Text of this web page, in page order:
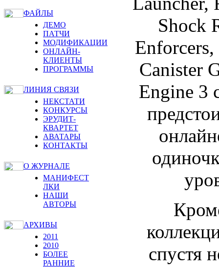
ФАЙЛЫ
ДЕМО
ПАТЧИ
МОДИФИКАЦИИ
ОНЛАЙН-
КЛИЕНТЫ
ПРОГРАММЫ
ЛИНИЯ СВЯЗИ
НЕКСТАТИ
КОНКУРСЫ
ЭРУДИТ-
КВАРТЕТ
АВАТАРЫ
КОНТАКТЫ
О ЖУРНАЛЕ
МАНИФЕСТ
ЛКИ
НАШИ
АВТОРЫ
АРХИВЫ
2011
2010
БОЛЕЕ
РАННИЕ
Shock
Canister
Engine 3
спустя